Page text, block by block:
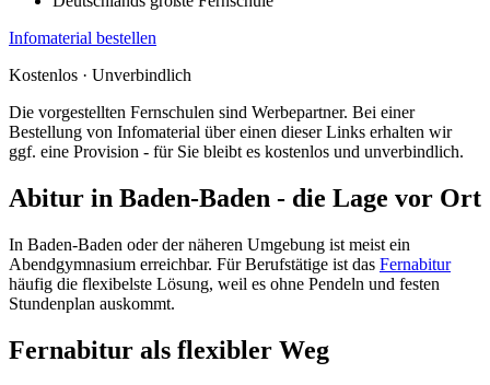
Infomaterial bestellen
Kostenlos · Unverbindlich
Die vorgestellten Fernschulen sind Werbepartner. Bei einer
Bestellung von Infomaterial über einen dieser Links erhalten wir
ggf. eine Provision - für Sie bleibt es kostenlos und unverbindlich.
Abitur in Baden-Baden - die Lage vor Ort
In Baden-Baden oder der näheren Umgebung ist meist ein
Abendgymnasium erreichbar. Für Berufstätige ist das Fernabitur
häufig die flexibelste Lösung, weil es ohne Pendeln und festen
Stundenplan auskommt.
Fernabitur als flexibler Weg